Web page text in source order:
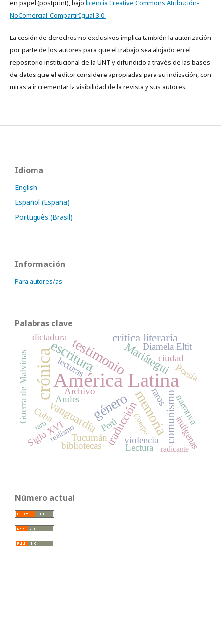
en papel (postprint), bajo licencia Creative Commons Atribución-
NoComercial-CompartirIgual 3.0
La cesión de derechos no exclusivos implica también la autorización
por parte de los autores para que el trabajo sea alojado en el
repositorio institucional de la UNT y difundido a través de las bases
de datos que el editor considere apropiadas para su indización, con
miras a incrementar la visibilidad de la revista y sus autores.
Idioma
English
Español (España)
Português (Brasil)
Información
Para autores/as
Palabras clave
América Latina
crónica
género
escritura
testimonio
memoriacomunismo
Mariátegui
traducción
vanguardia
crítica literaria
Andes
Siglo XVI
Poesía
violencia
Lectura
dictadura
Tucumán
raros narrativa
indígenas
bibliotecas
lecturas
Guerra de Malvinas Archivo
Cuba
Diamela Eltit
Perú
ciudad
Cuerpo
realismo
raro
radicante
Número actual